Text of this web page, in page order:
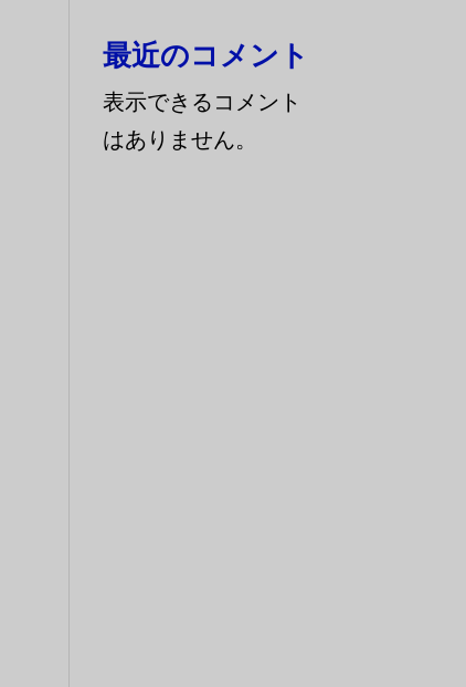
最近のコメント
表示できるコメント
はありません。